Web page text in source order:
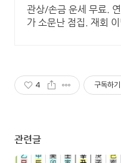
관상/손금 운세 무료.
가 소문난 점집. 재회 이
4 구독하기
관련글